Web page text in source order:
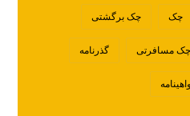
چک چک برگشتی
چک مسافرتی گذرنامه